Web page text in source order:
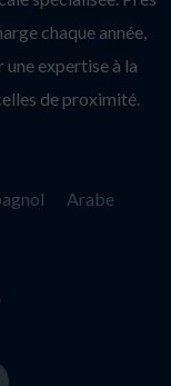
chaque année,
expertise à la
de proximité.
Arabe